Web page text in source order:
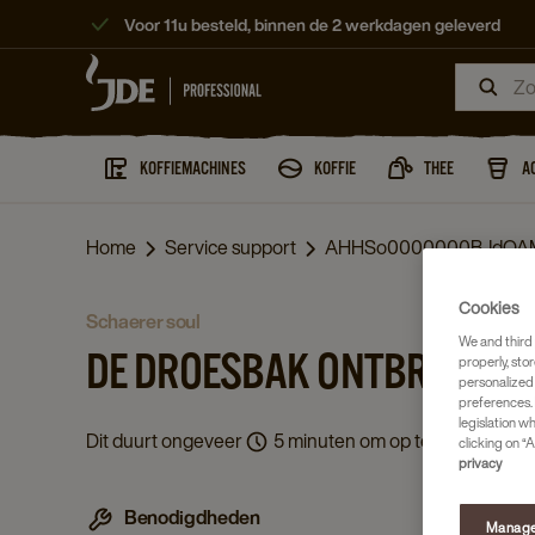
Voor 11u besteld, binnen de 2 werkdagen geleverd
KOFFIEMACHINES KOFFIE THEE
Home Service support
schaerer soul
DE DROESBAK ONTBREEKT
Dit duurt ongeveer 5 minuten om op te lossen.
Benodigdheden
Cookies
We and
properly,
legislation
clicking on
privacy